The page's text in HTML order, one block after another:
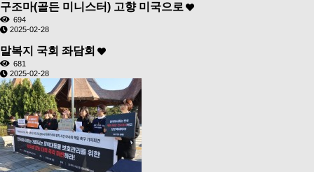
구조마(골든 미니스터) 고향 미국으로
694
2025-02-28
말복지 국회 좌담회
681
2025-02-28